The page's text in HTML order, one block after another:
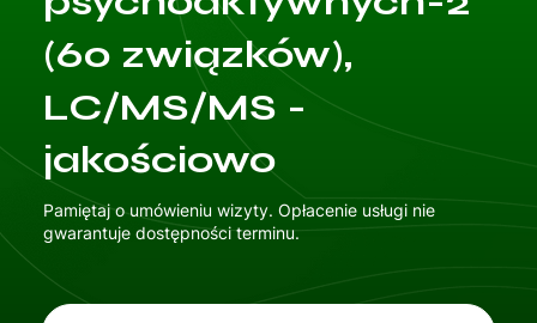
(60 związków),
LC/MS/MS -
jakościowo
Pamiętaj o umówieniu wizyty. Opłacenie usługi nie
gwarantuje dostępności terminu.